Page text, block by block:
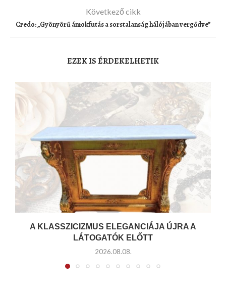
Következő cikk
Credo: „Gyönyörű ámokfutás a sorstalanság hálójában vergődve”
EZEK IS ÉRDEKELHETIK
A KLASSZICIZMUS ELEGANCIÁJA ÚJRA A
LÁTOGATÓK ELŐTT
2026.08.08.